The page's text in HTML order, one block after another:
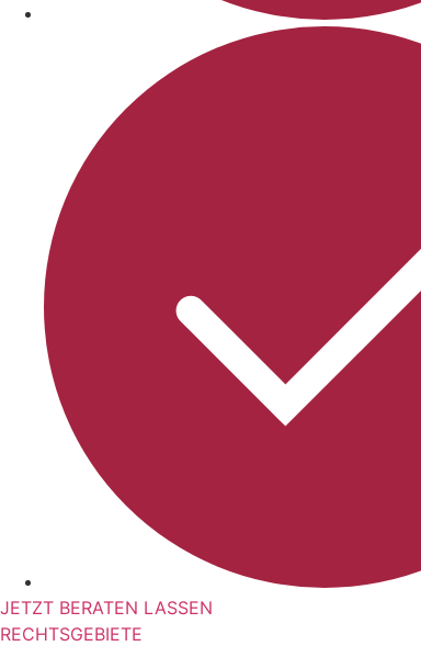
JETZT BERATEN LASSEN
RECHTSGEBIETE